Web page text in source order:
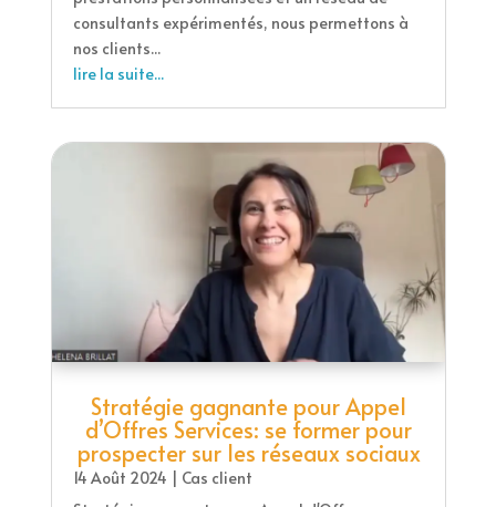
consultants expérimentés, nous permettons à
nos clients...
lire la suite...
Stratégie gagnante pour Appel
d’Offres Services: se former pour
prospecter sur les réseaux sociaux
14 Août 2024 | Cas client